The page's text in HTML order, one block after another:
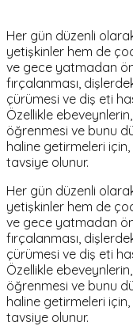
Her gün düzenli
yetişkinler hem de
ve gece yatmadan
fırçalanması,
çürümesi ve diş eti
Özellikle
öğrenmesi ve bunu
haline getirmeleri
tavsiye olunur.
Her gün düzenli
yetişkinler hem de
ve gece yatmadan
fırçalanması,
çürümesi ve diş eti
Özellikle
öğrenmesi ve bunu
haline getirmeleri
tavsiye olunur.